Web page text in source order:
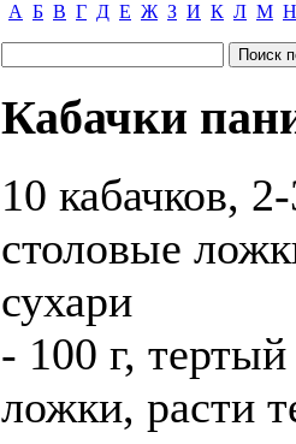
А Б В Г Д Е Ж З И К Л М Н
Кабачки
10 кабачков,
столовые
сухари
- 100 г,
ложки, расти